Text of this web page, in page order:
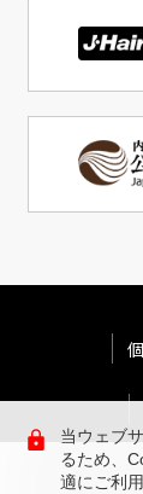
当ウェブ
るため、
適にご利